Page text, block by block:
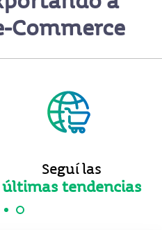
Commerce
Seguí las
tendencias